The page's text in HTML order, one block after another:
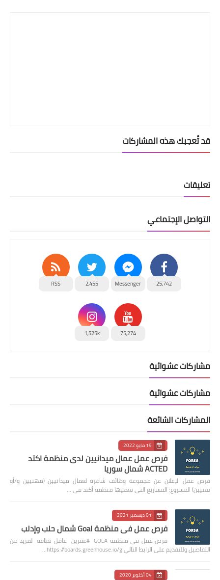
قد تُعجبك هذه المشاركات
تعليقات
التواصل الإجتماعي
25,742
Messenger
2,455
RSS
75,274
1,525k
مشاركات عشوائية
مشاركات عشوائية
المشاركات الشائعة
19 مايو 2022
فرص عمل عمال ميدانيين لدى منظمة اكتد
ACTED شمال سوريا
فرص عمل الإعلان عن مجموعة وظائف شاغرة لعمال ميدانيين (مهنيين و/أو
تقنيين) المشروع: المشاريع التي تغطيها منظمة أكتد في …
01 ديسمبر 2021
فرص عمل في منظمة Goal شمال حلب وإدلب
فرص عمل في منظمة GOLA #عفرين عامل نظافة لمزيد من
التفاصيل وللتقديم على الرابط التالي https://boards.greenhouse.io/g…
04 أكتوبر 2020